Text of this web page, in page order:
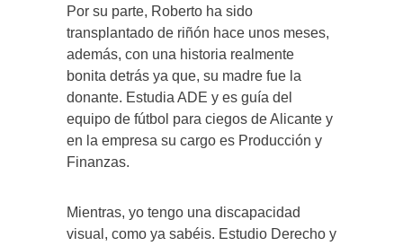
Por su parte, Roberto ha sido
transplantado de riñón hace unos meses,
además, con una historia realmente
bonita detrás ya que, su madre fue la
donante. Estudia ADE y es guía del
equipo de fútbol para ciegos de Alicante y
en la empresa su cargo es Producción y
Finanzas.
Mientras, yo tengo una discapacidad
visual, como ya sabéis. Estudio Derecho y